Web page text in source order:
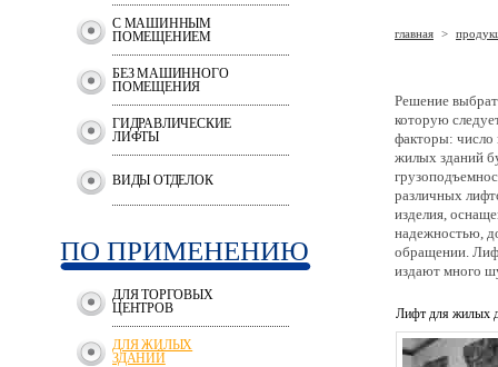
С МАШИННЫМ
ПОМЕЩЕНИЕМ
БЕЗ МАШИННОГО
ПОМЕЩЕНИЯ
ГИДРАВЛИЧЕСКИЕ
ЛИФТЫ
ВИДЫ ОТДЕЛОК
ПО ПРИМЕНЕНИЮ
ДЛЯ ТОРГОВЫХ
ЦЕНТРОВ
ДЛЯ ЖИЛЫХ
ЗДАНИЙ
главная >
Решение
которую
факторы: число
жилых зданий
различных
изделия,
надежностью,
обращении.
издают много
Лифт для жилых